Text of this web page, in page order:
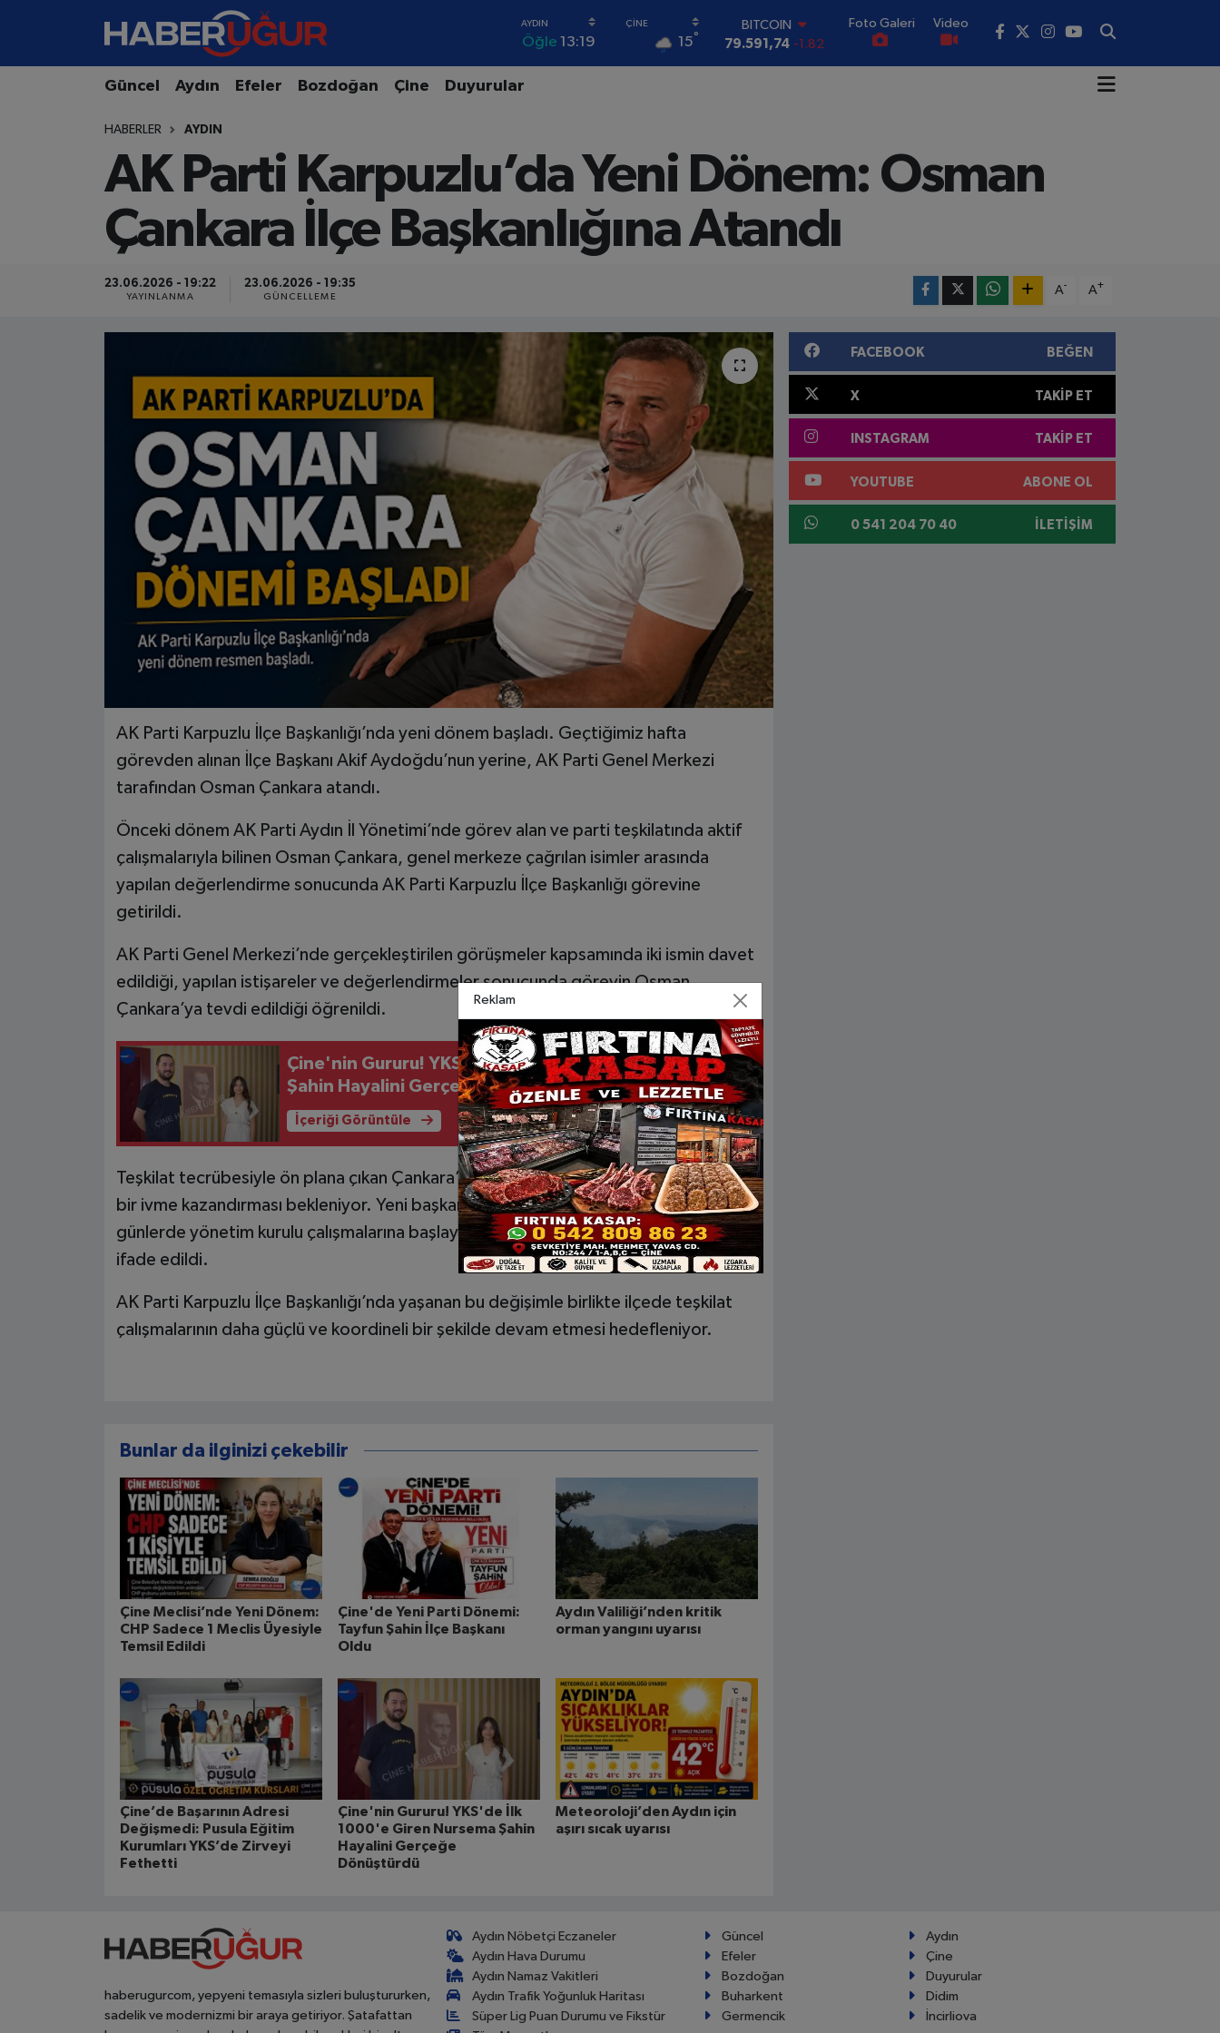
Öğle 13:19 15°
BITCOIN
79.591,74 -1.82
61,60380
G.ALTIN
6862,09000
0.19
14.598,00 0
Foto Galeri Video
Güncel Aydın Efeler Bozdoğan Çine Duyurular
HABERLER AYDIN
AK Parti Karpuzlu’da Yeni Dönem: Osman
Çankara İlçe Başkanlığına Atandı
23.06.2026 - 19:22
YAYINLANMA
23.06.2026 - 19:35
GÜNCELLEME
A- A+
AK Parti Karpuzlu İlçe Başkanlığı’nda yeni dönem başladı. Geçtiğimiz hafta
görevden alınan İlçe Başkanı Akif Aydoğdu’nun yerine, AK Parti Genel Merkezi
tarafından Osman Çankara atandı.
Önceki dönem AK Parti Aydın İl Yönetimi’nde görev alan ve parti teşkilatında aktif
çalışmalarıyla bilinen Osman Çankara, genel merkeze çağrılan isimler arasında
yapılan değerlendirme sonucunda AK Parti Karpuzlu İlçe Başkanlığı görevine
getirildi.
AK Parti Genel Merkezi’nde gerçekleştirilen görüşmeler kapsamında iki ismin davet
edildiği, yapılan istişareler ve değerlendirmeler sonucunda görevin Osman
Çankara’ya tevdi edildiği öğrenildi.
Çine'nin Gururu! YKS'de İlk 1000'e Giren Nursema
Şahin Hayalini Gerçeğe Dönüştürdü
İçeriği Görüntüle
Teşkilat tecrübesiyle ön plana çıkan Çankara’nın, Karpuzlu’da parti çalışmalarına yeni
bir ivme kazandırması bekleniyor. Yeni başkan Osman Çankara’nın önümüzdeki
günlerde yönetim kurulu çalışmalarına başlayarak sahada aktif bir süreç yürüteceği
ifade edildi.
AK Parti Karpuzlu İlçe Başkanlığı’nda yaşanan bu değişimle birlikte ilçede teşkilat
çalışmalarının daha güçlü ve koordineli bir şekilde devam etmesi hedefleniyor.
Bunlar da ilginizi çekebilir
Çine Meclisi’nde Yeni Dönem:
CHP Sadece 1 Meclis Üyesiyle
Temsil Edildi
Çine'de Yeni Parti Dönemi:
Tayfun Şahin İlçe Başkanı
Oldu
Aydın Valiliği’nden kritik
orman yangını uyarısı
Çine’de Başarının Adresi
Değişmedi: Pusula Eğitim
Kurumları YKS’de Zirveyi
Fethetti
Çine'nin Gururu! YKS'de İlk
1000'e Giren Nursema Şahin
Hayalini Gerçeğe
Dönüştürdü
Meteoroloji’den Aydın için
aşırı sıcak uyarısı
FACEBOOK BEĞEN
X TAKIP ET
INSTAGRAM TAKIP ET
YOUTUBE ABONE OL
0 541 204 70 40 İLETIŞIM
haberugurcom, yepyeni temasıyla sizleri buluştururken,
sadelik ve modernizmi bir araya getiriyor. Şatafattan
Aydın Nöbetçi Eczaneler
Aydın Hava Durumu
Aydın Namaz Vakitleri
Aydın Trafik Yoğunluk Haritası
Süper Lig Puan Durumu ve Fikstür
Güncel
Aydın
Efeler
Çine
Bozdoğan
Duyurular
Buharkent
Didim
Germencik
İncirliova
Aydın Nöbetçi Eczaneler
Aydın Namaz Vakitleri
Aydın Trafik Yoğunluk Haritası
Süper Lig Puan Durumu ve Fikstür
Tüm Manşetler
Reklam